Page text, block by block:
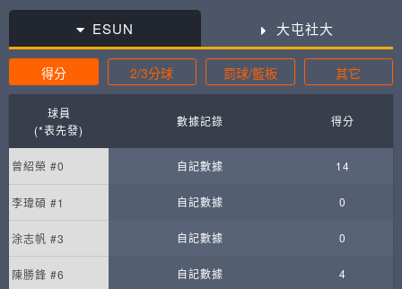
ESUN 大屯社大
得分 2/3分球 罰球/籃板 其它
球員
(*表先發)
數據記錄 得分
曾紹榮 #0 自記數據 14
李瑋碩 #1 自記數據 0
涂志帆 #3 自記數據 0
陳勝鋒 #6 自記數據 4